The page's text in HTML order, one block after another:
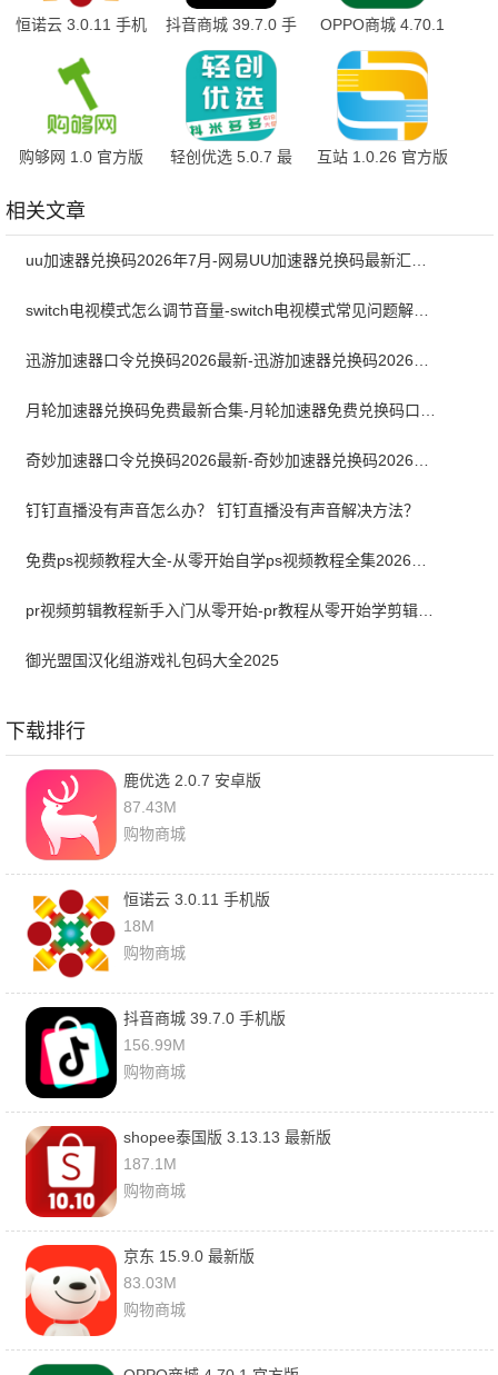
恒诺云 3.0.11 手机
抖音商城 39.7.0 手
机版
OPPO商城 4.70.1
官方版
购够网 1.0 官方版
轻创优选 5.0.7 最
互站 1.0.26 官方版
相关文章
switch电视模式怎么调节音量-switch电视模式常见问题解决方案
钉钉直播没有声音怎么办？ 钉钉直播没有声音解决方法？
pr视频剪辑教程新手入门从零开始-pr教程从零开始学剪辑全集免费
御光盟国汉化组游戏礼包码大全2025
下载排行
鹿优选 2.0.7 安卓版
87.43M
购物商城
恒诺云 3.0.11 手机版
18M
购物商城
抖音商城 39.7.0 手机版
156.99M
购物商城
shopee泰国版 3.13.13 最新版
187.1M
购物商城
京东 15.9.0 最新版
83.03M
购物商城